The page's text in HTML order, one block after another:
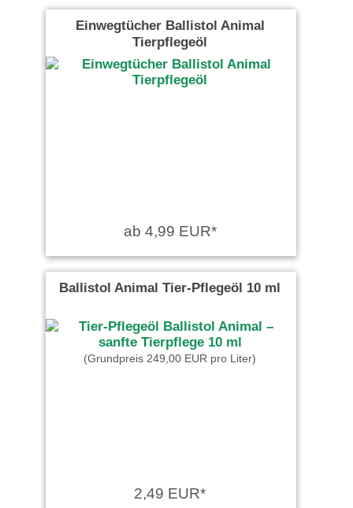
Einwegtücher Ballistol Animal
Tierpflegeöl
ab 4,99 EUR*
Ballistol Animal Tier-Pflegeöl 10 ml
(Grundpreis 249,00 EUR pro Liter)
2,49 EUR*